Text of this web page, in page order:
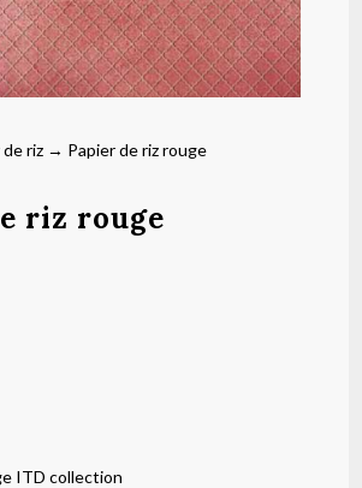
de riz → Papier de riz rouge
riz rouge
ITD collection